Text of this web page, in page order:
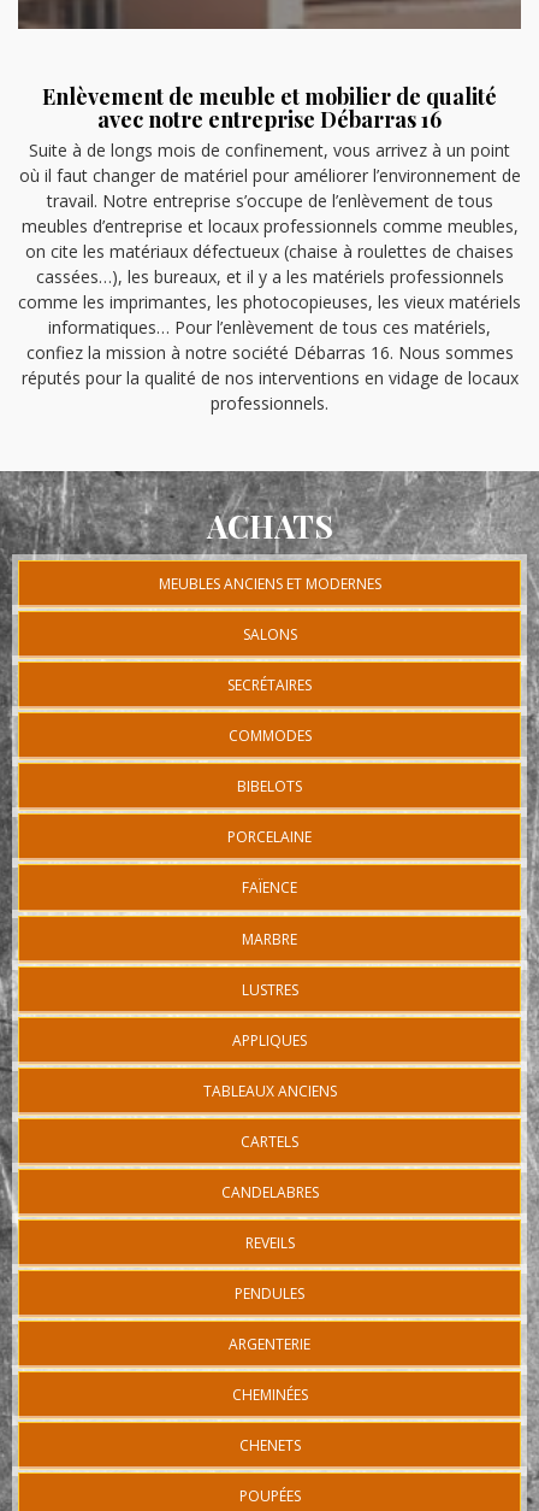
Enlèvement de meuble et mobilier de qualité
avec notre entreprise Débarras 16
Suite à de longs mois de confinement, vous arrivez à un point
où il faut changer de matériel pour améliorer l’environnement de
travail. Notre entreprise s’occupe de l’enlèvement de tous
meubles d’entreprise et locaux professionnels comme meubles,
on cite les matériaux défectueux (chaise à roulettes de chaises
cassées…), les bureaux, et il y a les matériels professionnels
comme les imprimantes, les photocopieuses, les vieux matériels
informatiques… Pour l’enlèvement de tous ces matériels,
confiez la mission à notre société Débarras 16. Nous sommes
réputés pour la qualité de nos interventions en vidage de locaux
professionnels.
ACHATS
MEUBLES ANCIENS ET MODERNES
SALONS
SECRÉTAIRES
COMMODES
BIBELOTS
PORCELAINE
FAÏENCE
MARBRE
LUSTRES
APPLIQUES
TABLEAUX ANCIENS
CARTELS
CANDELABRES
REVEILS
PENDULES
ARGENTERIE
CHEMINÉES
CHENETS
POUPÉES